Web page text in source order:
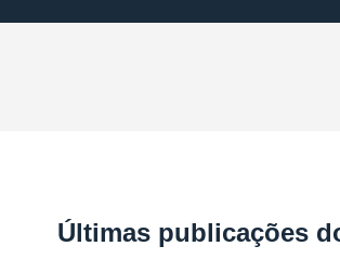
Últimas publicações